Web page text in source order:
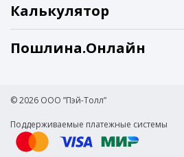
Калькулятор
Пошлина.Онлайн
© 2026 ООО ”Пэй-Толл”
Поддерживаемые платежные системы